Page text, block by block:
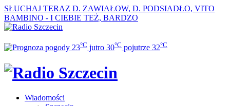
SŁUCHAJ TERAZ D. ZAWIAŁOW, D. PODSIADŁO, VITO
BAMBINO - I CIEBIE TEŻ, BARDZO
23°C jutro 30°C pojutrze 32°C
Wiadomości